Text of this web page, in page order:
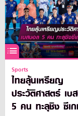
Sports
ไทยลุ้นเหรียญ
ประวัติศาสตร์ เบสบอล
5 คน ทะลุชิง ซีเ